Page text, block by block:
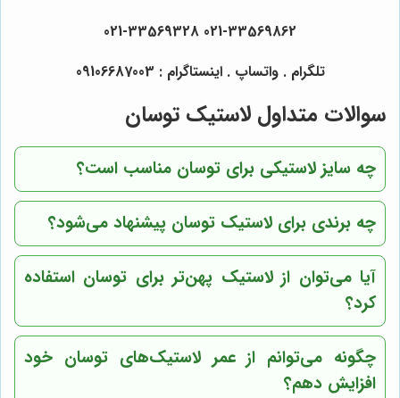
021-33569862 021-33569328
تلگرام . واتساپ . اینستاگرام : 09106687003
سوالات متداول لاستیک توسان
چه سایز لاستیکی برای توسان مناسب است؟
چه برندی برای لاستیک توسان پیشنهاد می‌شود؟
آیا می‌توان از لاستیک پهن‌تر برای توسان استفاده
کرد؟
چگونه می‌توانم از عمر لاستیک‌های توسان خود
افزایش دهم؟